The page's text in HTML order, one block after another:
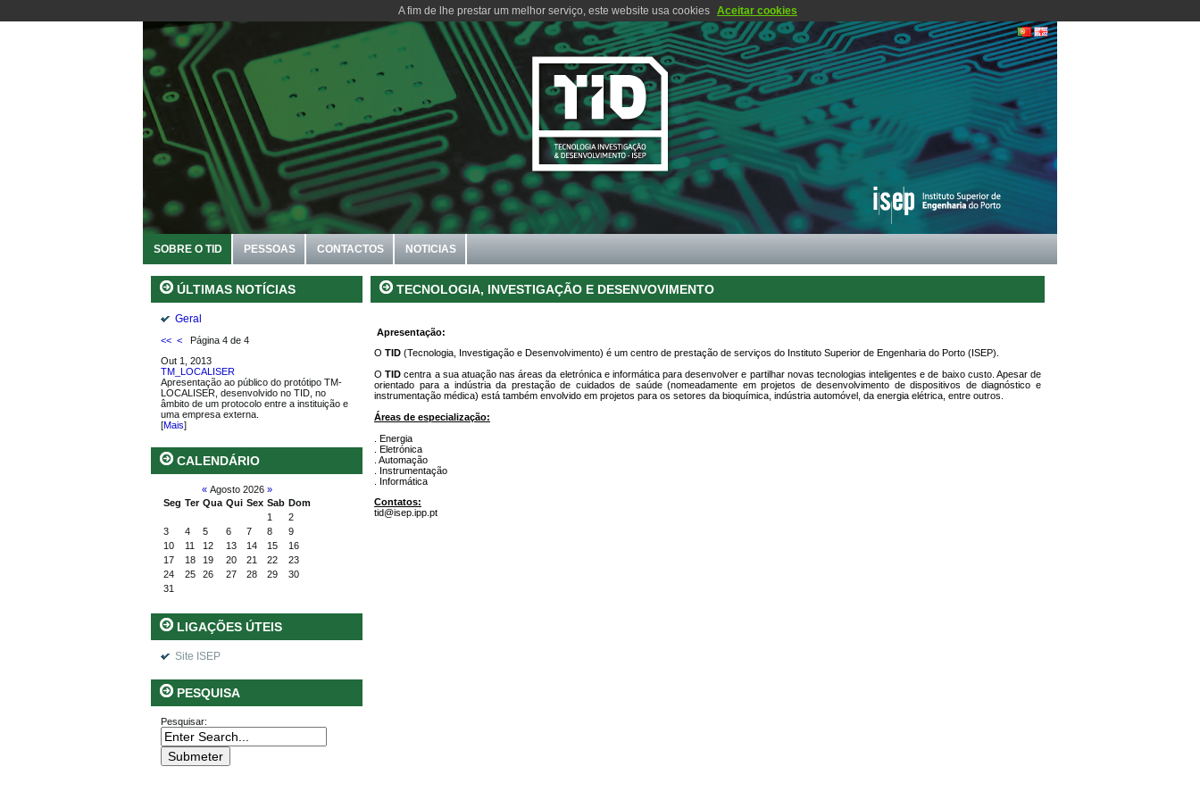
A fim de lhe prestar um melhor serviço, este website usa cookies Aceitar cookies
SOBRE O TID PESSOAS CONTACTOS NOTICIAS
ÚLTIMAS NOTÍCIAS
Geral
<< <
Página 4 de 4
Out 1, 2013
TM_LOCALISER
Apresentação ao público do protótipo TM-
LOCALISER, desenvolvido no TID, no
âmbito de um protocolo entre a instituição e
uma empresa externa.
[Mais]
CALENDÁRIO
« Agosto 2026 »
Seg Ter Qua Qui Sex Sab Dom
1
2
3
4 5 6 7 8
9
10
11 12 13 14 15
16
17
18 19 20 21 22
23
24
25 26 27 28 29
30
31
LIGAÇÕES ÚTEIS
Site ISEP
PESQUISA
Pesquisar:
TECNOLOGIA, INVESTIGAÇÃO E DESENVOVIMENTO
Apresentação:
O TID (Tecnologia, Investigação e Desenvolvimento) é um centro de prestação de serviços do Instituto Superior de Engenharia do Porto (ISEP).
OTID centra a sua atuação nas áreas da eletrónica e informática para desenvolver e partilhar novas tecnologias inteligentes e de baixo custo. Apesar de
orientado para a indústria da prestação de cuidados de saúde (nomeadamente em projetos de desenvolvimento de dispositivos de diagnóstico e
instrumentação médica) está também envolvido em projetos para os setores da bioquímica, indústria automóvel, da energia elétrica, entre outros.
Áreas de especialização:
. Energia
. Eletrónica
. Automação
. Instrumentação
. Informática
Contatos:
tid@isep.ipp.pt